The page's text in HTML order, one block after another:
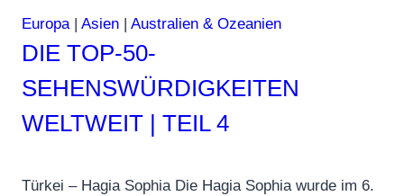
Europa| Asien Australien & Ozeanien
DIE TOP-50-
SEHENSWÜRDIGKEITEN
WELTWEIT | TEIL 4
Türkei – Hagia Sophia Die Hagia Sophia wurde im 6.